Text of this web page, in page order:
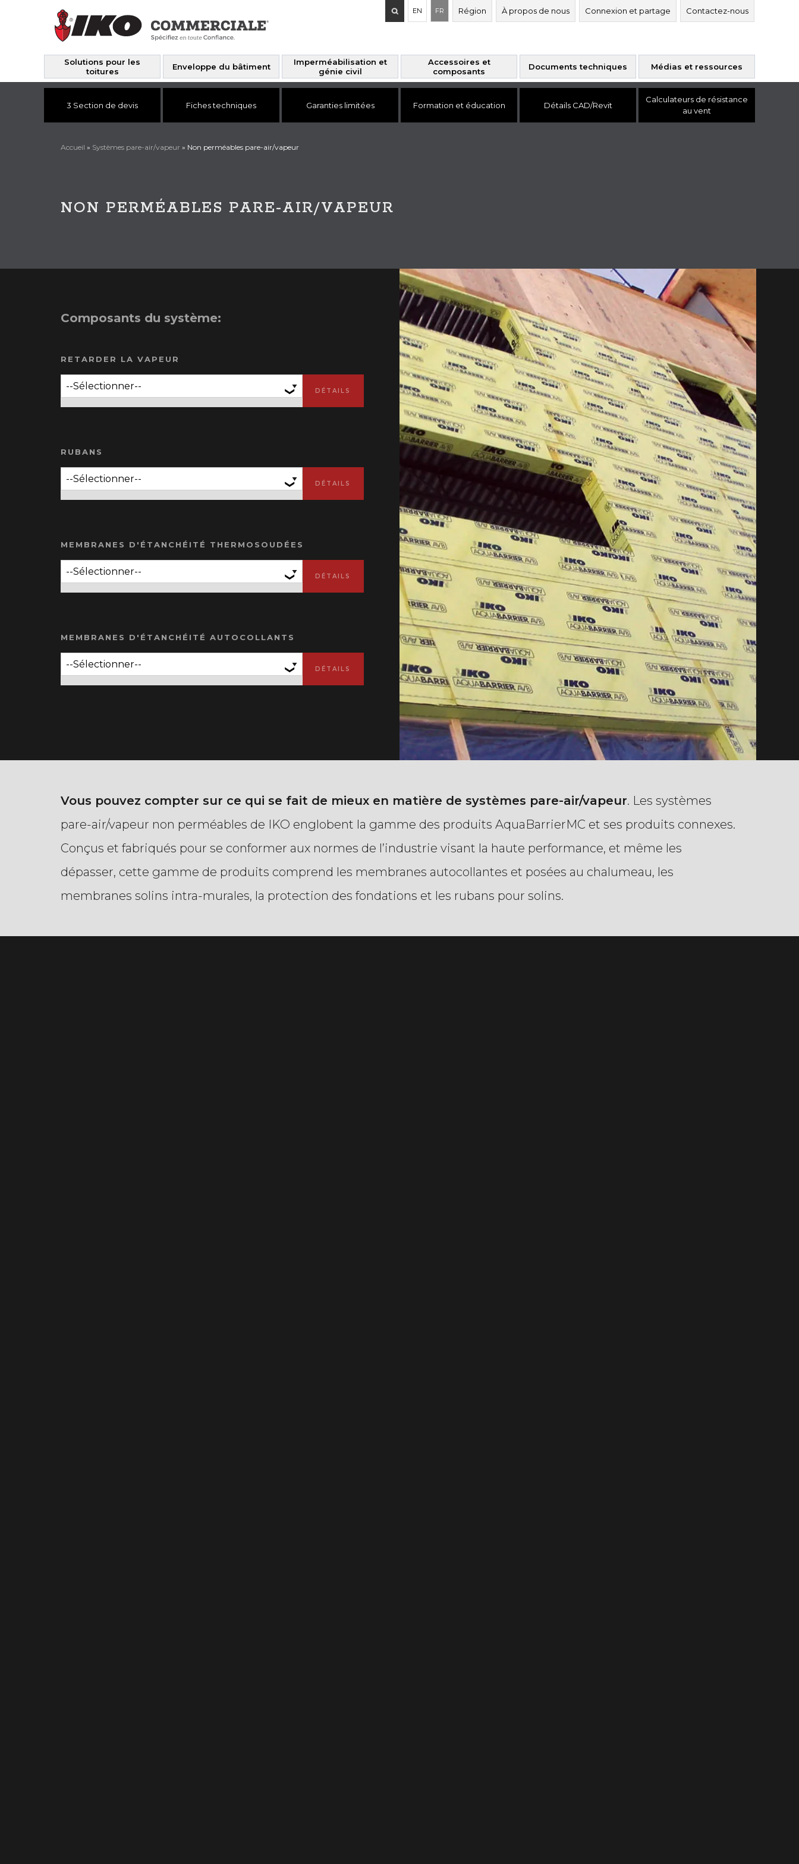
Recherche
de
EN FR Région À propos de nous Connexion et partage Contactez-nous
Solutions pour les
toitures
Enveloppe du bâtiment
Imperméabilisation et
génie civil
Accessoires et
composants
Documents techniques Médias et ressources
3 Section de devis Fiches techniques Garanties limitées Formation et éducation Détails CAD/Revit
Calculateurs de résistance
au vent
Accueil » Systèmes pare-air/vapeur » Non perméables pare-air/vapeur
NON PERMÉABLES PARE-AIR/VAPEUR
Composants du système:
RETARDER LA VAPEUR
RUBANS
MEMBRANES D'ÉTANCHÉITÉ THERMOSOUDÉES
MEMBRANES D'ÉTANCHÉITÉ AUTOCOLLANTS
Vous pouvez compter sur ce qui se fait de mieux en matière de systèmes pare-air/vapeur. Les systèmes
pare-air/vapeur non perméables de IKO englobent la gamme des produits AquaBarrierMC et ses produits connexes.
Conçus et fabriqués pour se conformer aux normes de l’industrie visant la haute performance, et même les
dépasser, cette gamme de produits comprend les membranes autocollantes et posées au chalumeau, les
membranes solins intra-murales, la protection des fondations et les rubans pour solins.